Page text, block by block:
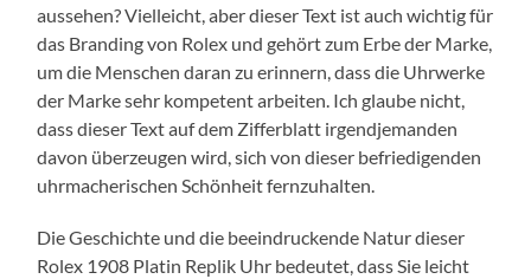
aussehen? Vielleicht, aber dieser Text ist auch wichtig für
das Branding von Rolex und gehört zum Erbe der Marke,
um die Menschen daran zu erinnern, dass die Uhrwerke
der Marke sehr kompetent arbeiten. Ich glaube nicht,
dass dieser Text auf dem Zifferblatt irgendjemanden
davon überzeugen wird, sich von dieser befriedigenden
uhrmacherischen Schönheit fernzuhalten.
Die Geschichte und die beeindruckende Natur dieser
Rolex 1908 Platin Replik Uhr bedeutet, dass Sie leicht